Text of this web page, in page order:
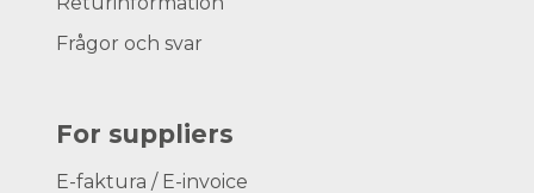
Frågor och svar
For suppliers
E-faktura / E-invoice